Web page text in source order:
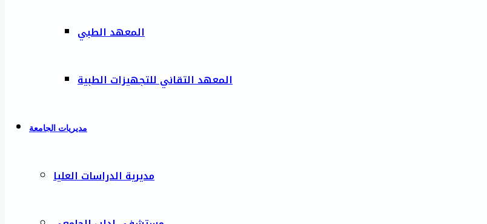
المعهد الطبي
المعهد التقاني للتجهيزات الطبية
مديريات الجامعة
مديرية الدراسات العليا